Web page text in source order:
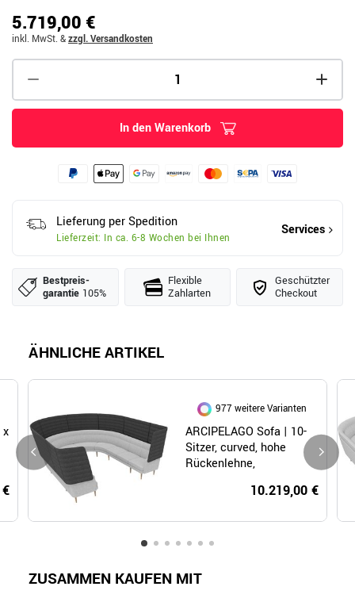
5.719,00 €
inkl. MwSt. &zzgl. Versandkosten
In den Warenkorb
Lieferung per Spedition
Lieferzeit: In ca. 6-8 Wochen bei Ihnen
Services
Bestpreis­
garantie 105%
Flexible
Zahlarten
Geschützter
Checkout
ÄHNLICHE ARTIKEL
x
977 weitere Varianten
ARCIPELAGO Sofa | 10-
Sitzer, curved, hohe
Rückenlehne,
10.219,00 €
ZUSAMMEN KAUFEN MIT